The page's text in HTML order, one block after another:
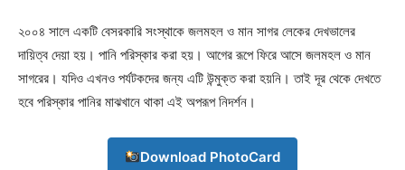
২০০৪ সালে একটি বেসরকারি সংস্থাকে জলমহল ও মান সাগর লেকের দেখভালের
দায়িত্ব দেয়া হয়। পানি পরিস্কার করা হয়। আগের রূপে ফিরে আসে জলমহল ও মান
সাগরের। যদিও এখনও পর্যটকদের জন্য এটি উন্মুক্ত করা হয়নি। তাই দূর থেকে দেখতে
হবে পরিস্কার পানির মাঝখানে থাকা এই অপরূপ নিদর্শন।
Download PhotoCard